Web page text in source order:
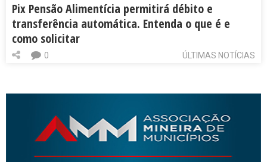
Pix Pensão Alimentícia permitirá débito e
transferência automática. Entenda o que é e
como solicitar
ÚLTIMAS NOTÍCIAS
0